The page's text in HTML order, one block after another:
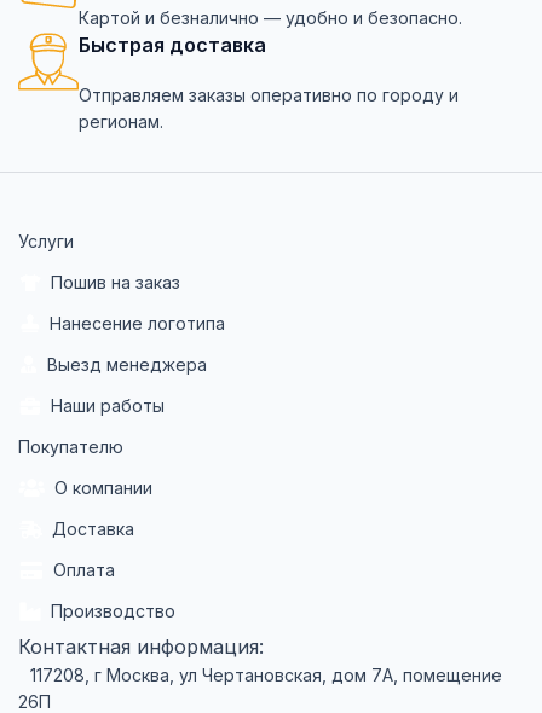
Картой и безналично — удобно и безопасно.
Быстрая доставка
Отправляем заказы оперативно по городу и
регионам.
Услуги
Пошив на заказ
Нанесение логотипа
Выезд менеджера
Наши работы
Покупателю
О компании
Доставка
Оплата
Производство
Контактная информация:
117208, г Москва, ул Чертановская, дом 7А, помещение
26П